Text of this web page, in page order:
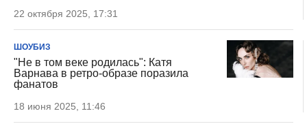
22 октября 2025, 17:31
ШОУБИЗ
"Не в том веке родилась": Катя
Варнава в ретро-образе поразила
фанатов
18 июня 2025, 11:46